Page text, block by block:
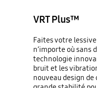
VRT Plus™
Faites votre
n’importe où sans
technologie
bruit et les
nouveau design